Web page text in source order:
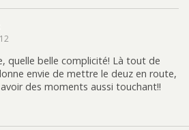
quelle belle complicité! Là tout de
envie de mettre le deuz en route,
des moments aussi touchant!!